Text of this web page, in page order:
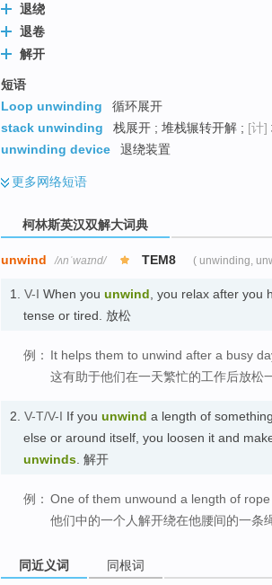
退绕
退卷
解开
短语
Loop unwinding
循环展开
stack unwinding
栈展开 ; 堆栈辗转开解 ; [计]
unwinding device
退绕装置
更多网络短语
柯林斯英汉双解大词典
unwind /ʌnˈwaɪnd/ TEM8 ( unwinding,
1. V-I When you unwind , you relax after
tense or tired. 放松
例： It helps them to unwind after a busy
这有助于他们在一天繁忙的工作后放松
2. V-T/V-I If you unwind a length of
else or around itself, you loosen it and
unwinds . 解开
例： One of them unwound a length of
他们中的一个人解开绕在他腰间的一条
同近义词 同根词